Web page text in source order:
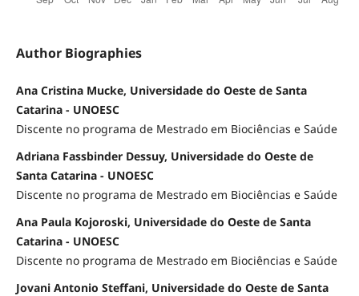
Author Biographies
Ana Cristina Mucke, Universidade do Oeste de Santa
Catarina - UNOESC
Discente no programa de Mestrado em Biociências e Saúde
Adriana Fassbinder Dessuy, Universidade do Oeste de
Santa Catarina - UNOESC
Discente no programa de Mestrado em Biociências e Saúde
Ana Paula Kojoroski, Universidade do Oeste de Santa
Catarina - UNOESC
Discente no programa de Mestrado em Biociências e Saúde
Jovani Antonio Steffani, Universidade do Oeste de Santa